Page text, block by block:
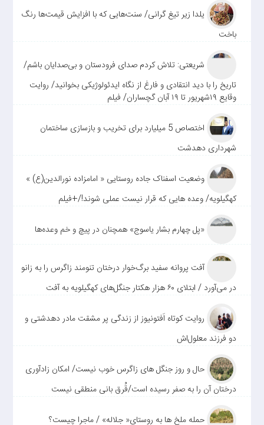
یلدا زیر تیغ گرانی/ سنت‌هایی که با افزایش قیمت‌ها رنگ
باخت
شریعتی: تلاش کردم صدای فرودستان و بی‌صدایان باشم/
تاریخ را با دید انتقادی و فارغ از نگاه ایدئولوژیکی بخوانید/ روایت
وقایع ۱۹شهریور تا ۱۹ آبان گچساران/ فیلم
اختصاص 5 میلیارد برای تخریب و بازسازی ساختمان
شهرداری دهدشت
وضعیت اسفناک جاده روستایی « امامزاده نورالدین(ع) »
کهگیلویه/ وعده هایی که قرار نیست عملی شوند!/+فیلم
«پل چهارم بشار یاسوج» همچنان در پیچ و خم وعده‌ها
آفت پروانه سفید برگ‌خوار درختان تنومند زاگرس را به زانو
در می‌آورد / ابتلای ۶۰ هزار هکتار جنگل‌های کهگیلویه به آفت
روایت کوتاه اَفتونیوز از زندگی پر مشقت مادر دهدشتی و
دو فرزند معلول‌اش
حال و روز جنگل های زاگرس خوب نیست/ امکان زادآوری
درختان آن را به صفر رسیده است/قُرق بانی منطقی نیست
حمله ملخ ها به روستای« جلاله» / ماجرا چیست؟